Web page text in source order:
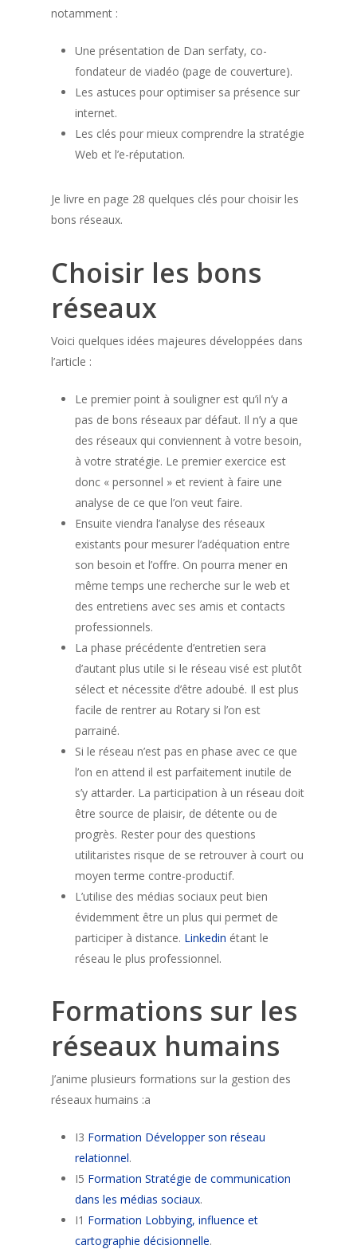
notamment :
Une présentation de Dan serfaty, co-
fondateur de viadéo (page de couverture).
Les astuces pour optimiser sa présence sur
internet.
Les clés pour mieux comprendre la stratégie
Web et l’e-réputation.
Je livre en page 28 quelques clés pour choisir les
bons réseaux.
Choisir les bons
réseaux
Voici quelques idées majeures développées dans
l’article :
Le premier point à souligner est qu’il n’y a
pas de bons réseaux par défaut. Il n’y a que
des réseaux qui conviennent à votre besoin,
à votre stratégie. Le premier exercice est
donc « personnel » et revient à faire une
analyse de ce que l’on veut faire.
Ensuite viendra l’analyse des réseaux
existants pour mesurer l’adéquation entre
son besoin et l’offre. On pourra mener en
même temps une recherche sur le web et
des entretiens avec ses amis et contacts
professionnels.
La phase précédente d’entretien sera
d’autant plus utile si le réseau visé est plutôt
sélect et nécessite d’être adoubé. Il est plus
facile de rentrer au Rotary si l’on est
parrainé.
Si le réseau n’est pas en phase avec ce que
l’on en attend il est parfaitement inutile de
s’y attarder. La participation à un réseau doit
être source de plaisir, de détente ou de
progrès. Rester pour des questions
utilitaristes risque de se retrouver à court ou
moyen terme contre-productif.
L’utilise des médias sociaux peut bien
évidemment être un plus qui permet de
participer à distance. Linkedin étant le
réseau le plus professionnel.
Formations sur les
réseaux humains
J’anime plusieurs formations sur la gestion des
réseaux humains :a
I3 Formation Développer son réseau
relationnel.
I5 Formation Stratégie de communication
dans les médias sociaux.
I1 Formation Lobbying, influence et
cartographie décisionnelle.